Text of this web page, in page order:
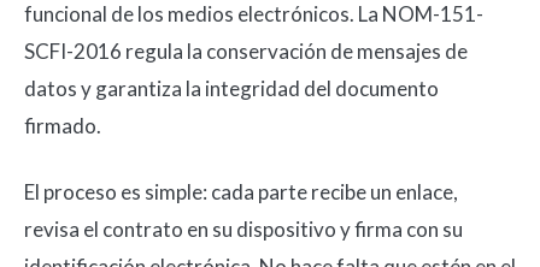
funcional de los medios electrónicos. La NOM-151-
SCFI-2016 regula la conservación de mensajes de
datos y garantiza la integridad del documento
firmado.
El proceso es simple: cada parte recibe un enlace,
revisa el contrato en su dispositivo y firma con su